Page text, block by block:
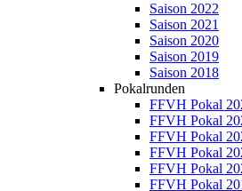
Saison 2022
Saison 2021
Saison 2020
Saison 2019
Saison 2018
Pokalrunden
FFVH Pokal
FFVH Pokal
FFVH Pokal
FFVH Pokal
FFVH Pokal
FFVH Pokal